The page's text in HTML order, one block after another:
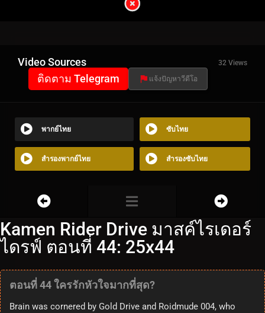
Video Sources 32 Views
ติดตาม Telegram แจ้งปัญหาวีดีโอ
พากย์ไทย ซับไทย
สำรองพากย์ไทย สำรองซับไทย
Kamen Rider Drive มาสค์ไรเดอร์
ไดรฟ์ ตอนที่ 44: 25x44
ตอนที่ 44 ใครรักหัวใจมากที่สุด?
Brain was cornered by Gold Drive and Roidmude 004, who